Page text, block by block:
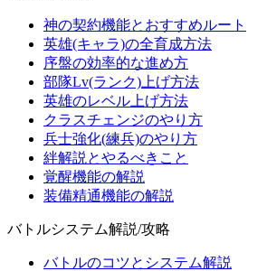
神の契約機能とおすすめルート
英雄(キャラ)の全育成方法
序盤の効率的な進め方
部隊Lv(ランク)上げ方法
英雄のレベル上げ方法
クラスチェンジのやり方
兵士強化(練兵)のやり方
絆解説とやるべきこと
覚醒機能の解説
装備精通機能の解説
バトルシステム解説/攻略
バトルのコツとシステム解説